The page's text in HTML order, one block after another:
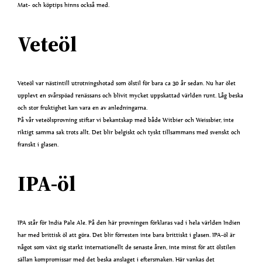
Mat- och köptips hinns också med.
Veteöl
Veteöl var nästintill utrotningshotad som ölstil för bara ca 30 år sedan. Nu har ölet
upplevt en svårspöad renässans och blivit mycket uppskattad världen runt. Låg beska
och stor fruktighet kan vara en av anledningarna.
På vår veteölsprovning stiftar vi bekantskap med både Witbier och Weissbier, inte
riktigt samma sak trots allt. Det blir belgiskt och tyskt tillsammans med svenskt och
franskt i glasen.
IPA-öl
IPA står för India Pale Ale. På den här provningen förklaras vad i hela världen Indien
har med brittisk öl att göra. Det blir förresten inte bara brittiskt i glasen. IPA-öl är
något som växt sig starkt internationellt de senaste åren, inte minst för att ölstilen
sällan kompromissar med det beska anslaget i eftersmaken. Här vankas det